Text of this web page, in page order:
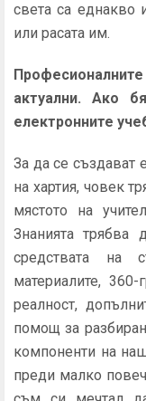
света са еднакво
или расата им.
актуални. Ако
електронните
За да се създават
на хартия, човек
мястото на
Знанията трябва
средствата на
материалите, 360-
реалност,
помощ за
компоненти на
преди малко